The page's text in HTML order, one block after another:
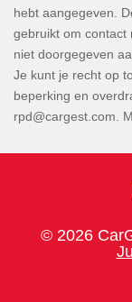
hebt aangegeven.
gebruikt om contact
niet doorgegeven
Je kunt je recht op
beperking en
.
© 2026